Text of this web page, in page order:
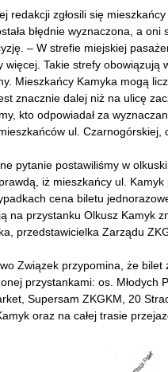
redakcji zgłosili się
błędnie wyznaczona, a
– W strefie miejskiej
więcej. Takie strefy obowiązują
Mieszkańcy Kamyka mogą
znacznie dalej niż na ulicę
kto odpowiadał za
ul. Czarnogórskiej,
pytanie postawiliśmy w
iż mieszkańcy ul.
cena biletu
na przystanku Olkusz Kamyk
przedstawicielka Zarządu ZKG
Związek przypomina, że bilet
przystankami: os. Młodych
Supersam ZKGKM, 20
oraz na całej trasie